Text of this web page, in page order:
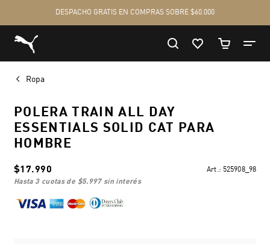
Ropa
POLERA TRAIN ALL DAY
ESSENTIALS SOLID CAT PARA
HOMBRE
$17.990 Art.: 525908_98
hasta 3 cuotas de $5.997sin interés